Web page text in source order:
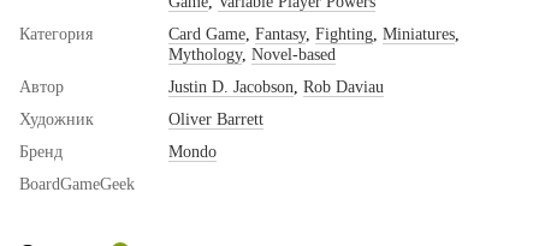
Категория
Card Game Fantasy, Fighting Miniatures
Mythology, Novel-based
Автор
Justin D. Jacobson Rob Daviau
Художник
Oliver Barrett
Бренд
Mondo
BoardGameGeek